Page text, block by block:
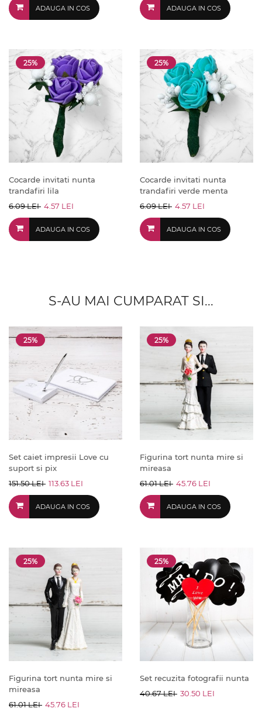
ADAUGA IN COS ADAUGA IN COS
25%
Cocarde invitati nunta
trandafiri lila
6.09 LEI 4.57 LEI
ADAUGA IN COS
25%
Cocarde invitati nunta
trandafiri verde menta
6.09 LEI 4.57 LEI
ADAUGA IN COS
S-AU MAI CUMPARAT SI...
25%
Set caiet impresii Love cu
suport si pix
151.50 LEI 113.63 LEI
ADAUGA IN COS
25%
Figurina tort nunta mire si
mireasa
61.01 LEI 45.76 LEI
ADAUGA IN COS
25%
Figurina tort nunta mire si
mireasa
61.01 LEI 45.76 LEI
25%
Set recuzita fotografii nunta
40.67 LEI 30.50 LEI